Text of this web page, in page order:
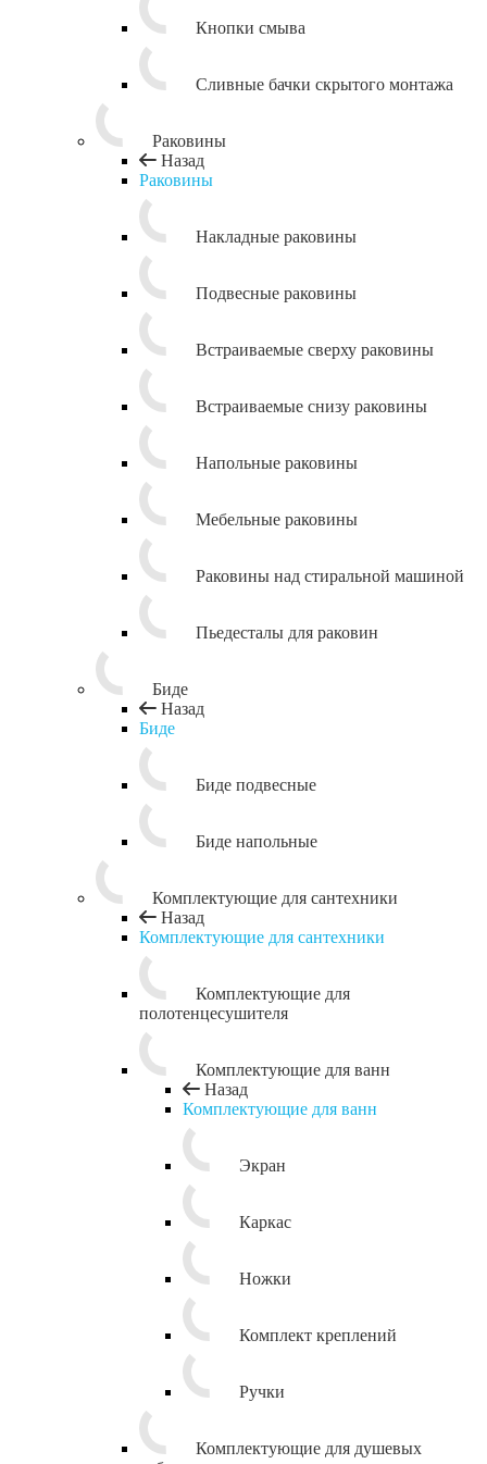
Кнопки смыва
Сливные бачки скрытого монтажа
Раковины
Назад
Раковины
Накладные раковины
Подвесные раковины
Встраиваемые сверху раковины
Встраиваемые снизу раковины
Напольные раковины
Мебельные раковины
Раковины над стиральной машиной
Пьедесталы для раковин
Биде
Назад
Биде
Биде подвесные
Биде напольные
Комплектующие для сантехники
Назад
Комплектующие для сантехники
Комплектующие для
полотенцесушителя
Комплектующие для ванн
Назад
Комплектующие для ванн
Экран
Каркас
Ножки
Комплект креплений
Ручки
Комплектующие для душевых